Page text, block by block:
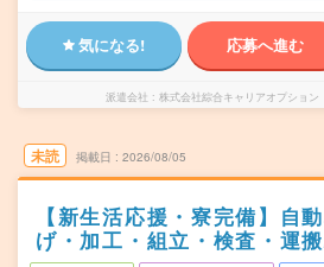
気になる! 応募へ進む
派遣会社 株式会社綜合キャリアオプション
未読 掲載日 2026/08/05
【新生活応援・寮完備】自
げ・加工・組立・検査・運